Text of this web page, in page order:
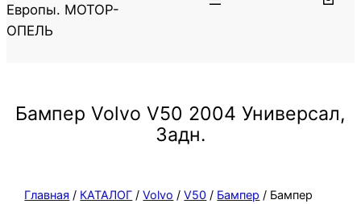
Европы. МОТОР-
ОПЕЛЬ
Бампер Volvo V50 2004 Универсал,
Задн.
Главная / КАТАЛОГ /Volvo /V50 / Бампер / Бампер